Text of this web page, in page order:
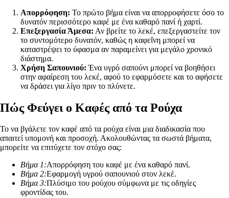
Απορρόφηση: Το πρώτο βήμα είναι να απορροφήσετε όσο το
δυνατόν περισσότερο καφέ με ένα καθαρό πανί ή χαρτί.
Επεξεργασία Άμεσα: Αν βρείτε το λεκέ, επεξεργαστείτε τον
το συντομότερο δυνατόν, καθώς η καφεΐνη μπορεί να
καταστρέψει το ύφασμα αν παραμείνει για μεγάλο χρονικό
διάστημα.
Χρήση Σαπουνιού: Ένα υγρό σαπούνι μπορεί να βοηθήσει
στην αφαίρεση του λεκέ, αφού το εφαρμόσετε και το αφήσετε
να δράσει για λίγο πριν το πλύνετε.
Πώς Φεύγει ο Καφές από τα Ρούχα
Το να βγάλετε τον καφέ από τα ρούχα είναι μια διαδικασία που
απαιτεί υπομονή και προσοχή. Ακολουθώντας τα σωστά βήματα,
μπορείτε να επιτύχετε τον στόχο σας:
Βήμα 1:Απορρόφηση του καφέ με ένα καθαρό πανί.
Βήμα 2:Εφαρμογή υγρού σαπουνιού στον λεκέ.
Βήμα 3:Πλύσιμο του ρούχου σύμφωνα με τις οδηγίες
φροντίδας του.